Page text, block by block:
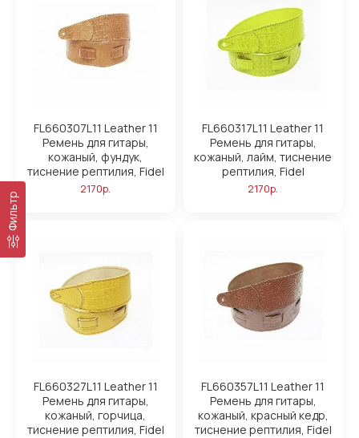
Фильтр
FL660307L11 Leather 11
Ремень для гитары,
кожаный, фундук,
тиснение рептилия, Fidel
2170р.
FL660317L11 Leather 11
Ремень для гитары,
кожаный, лайм, тиснение
рептилия, Fidel
2170р.
FL660327L11 Leather 11
Ремень для гитары,
кожаный, горчица,
тиснение рептилия, Fidel
FL660357L11 Leather 11
Ремень для гитары,
кожаный, красный кедр,
тиснение рептилия, Fidel